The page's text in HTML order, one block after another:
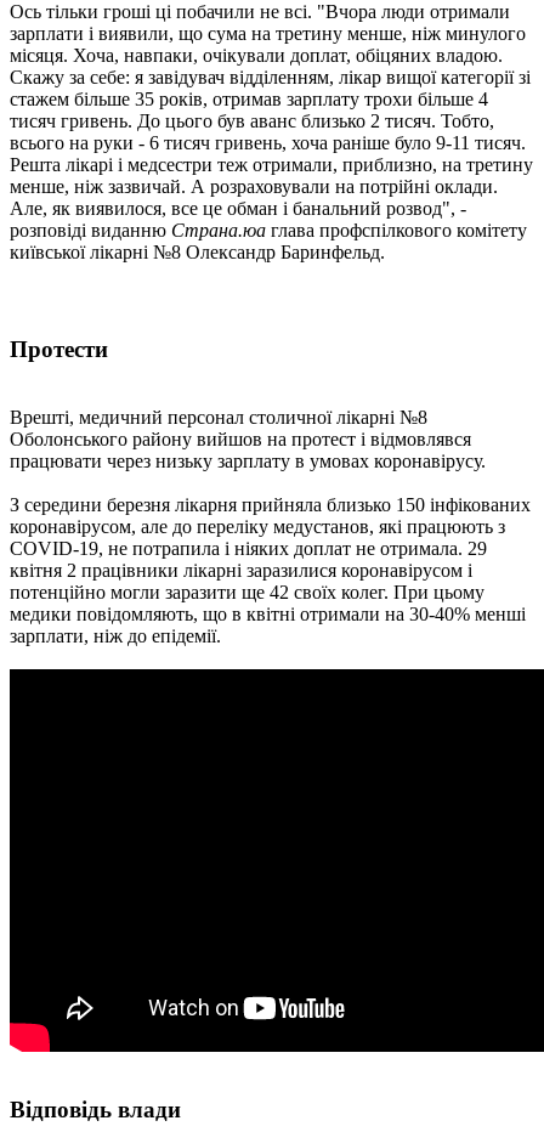
Ось тільки гроші ці побачили не всі. "Вчора люди отримали
зарплати і виявили, що сума на третину менше, ніж минулого
місяця. Хоча, навпаки, очікували доплат, обіцяних владою.
Скажу за себе: я завідувач відділенням, лікар вищої категорії зі
стажем більше 35 років, отримав зарплату трохи більше 4
тисяч гривень. До цього був аванс близько 2 тисяч. Тобто,
всього на руки - 6 тисяч гривень, хоча раніше було 9-11 тисяч.
Решта лікарі і медсестри теж отримали, приблизно, на третину
менше, ніж зазвичай. А розраховували на потрійні оклади.
Але, як виявилося, все це обман і банальний розвод", -
розповіді виданню Страна.юа глава профспілкового комітету
київської лікарні №8 Олександр Баринфельд.
Протести
Врешті, медичний персонал столичної лікарні №8
Оболонського району вийшов на протест і відмовлявся
працювати через низьку зарплату в умовах коронавірусу.
З середини березня лікарня прийняла близько 150 інфікованих
коронавірусом, але до переліку медустанов, які працюють з
COVID-19, не потрапила і ніяких доплат не отримала. 29
квітня 2 працівники лікарні заразилися коронавірусом і
потенційно могли заразити ще 42 своїх колег. При цьому
медики повідомляють, що в квітні отримали на 30-40% менші
зарплати, ніж до епідемії.
Відповідь влади